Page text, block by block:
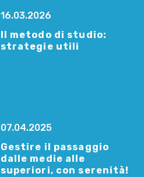
16.03.2026
Il metodo di studio:
strategie utili
07.04.2025
Gestire il passaggio
dalle medie alle
superiori, con serenità!